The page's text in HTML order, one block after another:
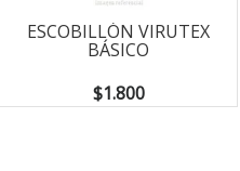
ESCOBILLÓN VIRUTEX
BÁSICO
$1.800